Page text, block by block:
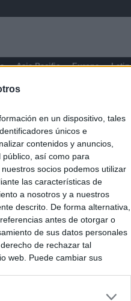
en un dispositivo, tales
únicos e
contenidos y anuncios,
público, así como para
socios podemos utilizar
las características de
a nosotros y a nuestros
descrito. De forma alternativa,
antes de otorgar o
de sus datos personales
de rechazar tal
web. Puede cambiar sus
Asia-Pacific Europe